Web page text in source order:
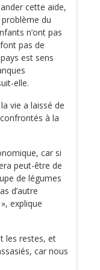
cette aide,
du
n’ont pas
pas de
est sens
elle.
vie a laissé de
à la
car si
peut-être de
de légumes
d’autre
explique
les restes, et
car nous